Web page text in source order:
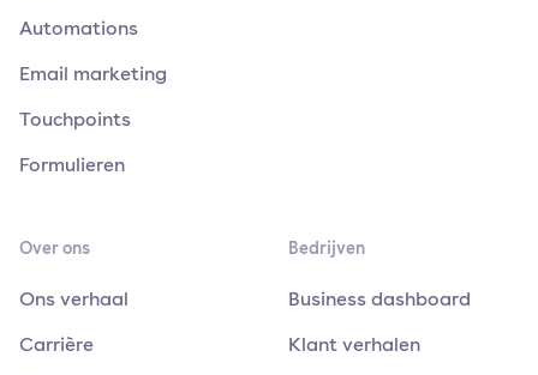
Automations
Email marketing
Touchpoints
Formulieren
Over ons
Ons verhaal
Carrière
Bedrijven
Business dashboard
Klant verhalen